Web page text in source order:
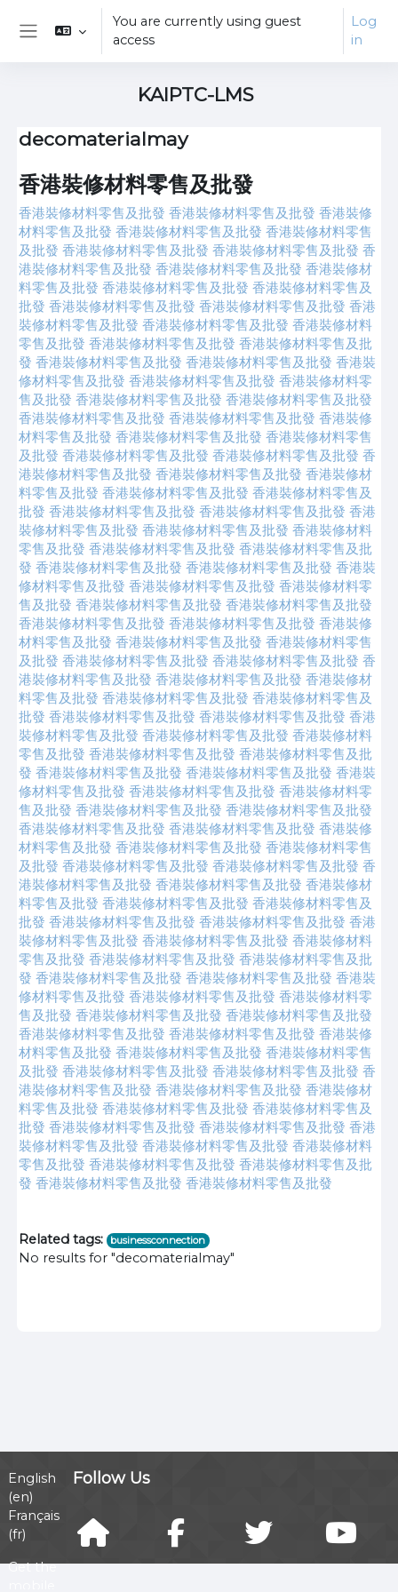
Skip to main content
You are currently using guest
access
Log
in
KAIPTC-LMS
decomaterialmay
香港裝修材料零售及批發
香港裝修材料零售及批發 香港裝修材料零售及批發 香港裝修
材料零售及批發 香港裝修材料零售及批發 香港裝修材料零售
及批發 香港裝修材料零售及批發 香港裝修材料零售及批發 香
港裝修材料零售及批發 香港裝修材料零售及批發 香港裝修材
料零售及批發 香港裝修材料零售及批發 香港裝修材料零售及
批發 香港裝修材料零售及批發 香港裝修材料零售及批發 香港
裝修材料零售及批發 香港裝修材料零售及批發 香港裝修材料
零售及批發 香港裝修材料零售及批發 香港裝修材料零售及批
發 香港裝修材料零售及批發 香港裝修材料零售及批發 香港裝
修材料零售及批發 香港裝修材料零售及批發 香港裝修材料零
售及批發 香港裝修材料零售及批發 香港裝修材料零售及批發
香港裝修材料零售及批發 香港裝修材料零售及批發 香港裝修
材料零售及批發 香港裝修材料零售及批發 香港裝修材料零售
及批發 香港裝修材料零售及批發 香港裝修材料零售及批發 香
港裝修材料零售及批發 香港裝修材料零售及批發 香港裝修材
料零售及批發 香港裝修材料零售及批發 香港裝修材料零售及
批發 香港裝修材料零售及批發 香港裝修材料零售及批發 香港
裝修材料零售及批發 香港裝修材料零售及批發 香港裝修材料
零售及批發 香港裝修材料零售及批發 香港裝修材料零售及批
發 香港裝修材料零售及批發 香港裝修材料零售及批發 香港裝
修材料零售及批發 香港裝修材料零售及批發 香港裝修材料零
售及批發 香港裝修材料零售及批發 香港裝修材料零售及批發
香港裝修材料零售及批發 香港裝修材料零售及批發 香港裝修
材料零售及批發 香港裝修材料零售及批發 香港裝修材料零售
及批發 香港裝修材料零售及批發 香港裝修材料零售及批發 香
港裝修材料零售及批發 香港裝修材料零售及批發 香港裝修材
料零售及批發 香港裝修材料零售及批發 香港裝修材料零售及
批發 香港裝修材料零售及批發 香港裝修材料零售及批發 香港
裝修材料零售及批發 香港裝修材料零售及批發 香港裝修材料
零售及批發 香港裝修材料零售及批發 香港裝修材料零售及批
發 香港裝修材料零售及批發 香港裝修材料零售及批發 香港裝
修材料零售及批發 香港裝修材料零售及批發 香港裝修材料零
售及批發 香港裝修材料零售及批發 香港裝修材料零售及批發
香港裝修材料零售及批發 香港裝修材料零售及批發 香港裝修
材料零售及批發 香港裝修材料零售及批發 香港裝修材料零售
及批發 香港裝修材料零售及批發 香港裝修材料零售及批發 香
港裝修材料零售及批發 香港裝修材料零售及批發 香港裝修材
料零售及批發 香港裝修材料零售及批發 香港裝修材料零售及
批發 香港裝修材料零售及批發 香港裝修材料零售及批發 香港
裝修材料零售及批發 香港裝修材料零售及批發 香港裝修材料
零售及批發 香港裝修材料零售及批發 香港裝修材料零售及批
發 香港裝修材料零售及批發 香港裝修材料零售及批發 香港裝
修材料零售及批發 香港裝修材料零售及批發 香港裝修材料零
售及批發 香港裝修材料零售及批發 香港裝修材料零售及批發
香港裝修材料零售及批發 香港裝修材料零售及批發 香港裝修
材料零售及批發 香港裝修材料零售及批發 香港裝修材料零售
及批發 香港裝修材料零售及批發 香港裝修材料零售及批發 香
港裝修材料零售及批發 香港裝修材料零售及批發 香港裝修材
料零售及批發 香港裝修材料零售及批發 香港裝修材料零售及
批發 香港裝修材料零售及批發 香港裝修材料零售及批發 香港
裝修材料零售及批發 香港裝修材料零售及批發 香港裝修材料
零售及批發 香港裝修材料零售及批發 香港裝修材料零售及批
發 香港裝修材料零售及批發 香港裝修材料零售及批發
Related tags: businessconnection
No results for "decomaterialmay"
English
‎(en)‎
Français
‎(fr)‎
Get the
Follow Us